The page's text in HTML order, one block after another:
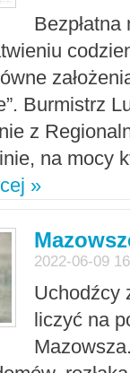
Burmistrz
z
na mocy
»
2022-06-09
Uchodźcy
liczyć na